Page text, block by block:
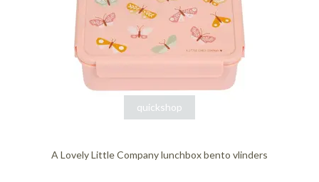
quickshop
A Lovely Little Company lunchbox bento vlinders